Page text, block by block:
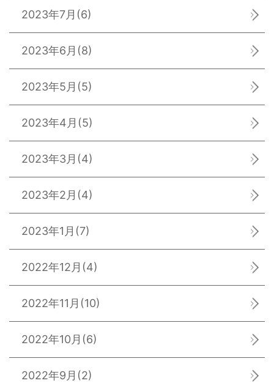
2023年7月 (6)
2023年6月 (8)
2023年5月 (5)
2023年4月 (5)
2023年3月 (4)
2023年2月 (4)
2023年1月 (7)
2022年12月 (4)
2022年11月 (10)
2022年10月 (6)
2022年9月 (2)